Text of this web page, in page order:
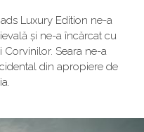
Luxury Edition ne-a
și ne-a încărcat cu
Seara ne-a
din apropiere de